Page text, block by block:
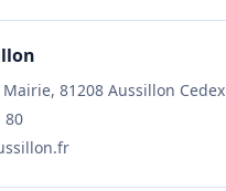
81208 Aussillon Cedex
80